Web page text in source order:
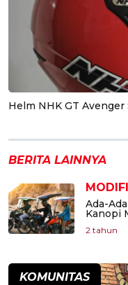
Helm NHK GT
BERITA LAINNYA
Ada-
Kanopi
2 tahun
KOMUNITAS